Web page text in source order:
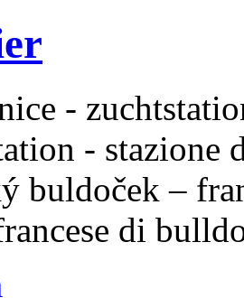
-
- stazione
buldoček –
di